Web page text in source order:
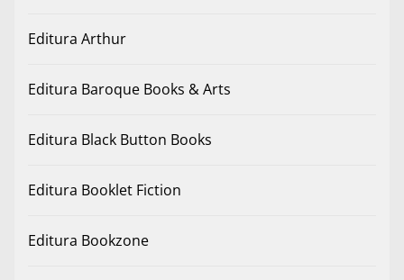
Editura Arthur
Editura Baroque Books & Arts
Editura Black Button Books
Editura Booklet Fiction
Editura Bookzone